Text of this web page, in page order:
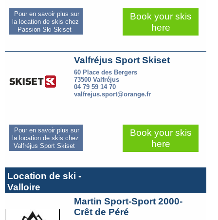
Pour en savoir plus sur
la location de skis chez
Passion Ski Skiset
Book your skis
here
Valfréjus Sport Skiset
60 Place des Bergers
73500 Valfréjus
04 79 59 14 70
valfrejus.sport@orange.fr
Pour en savoir plus sur
la location de skis chez
Valfréjus Sport Skiset
Book your skis
here
Location de ski -
Valloire
Martin Sport-Sport 2000-
Crêt de Péré